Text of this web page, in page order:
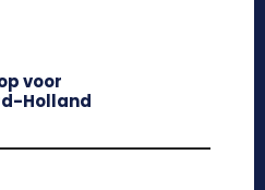
voor
Holland